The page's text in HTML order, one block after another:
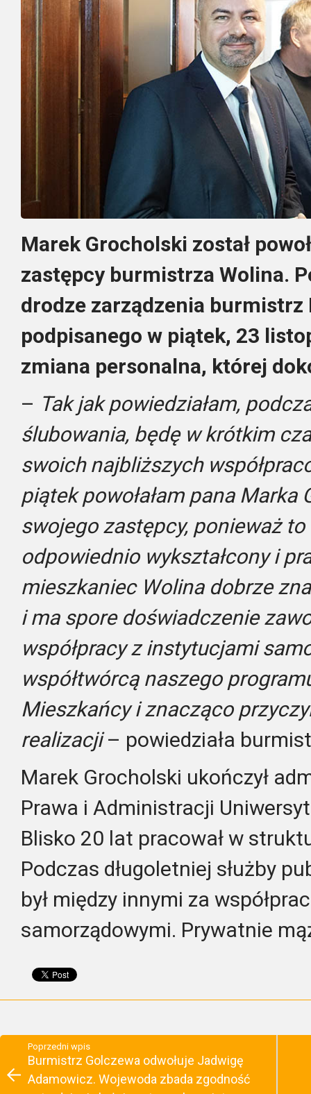
Marek Grocholski został
zastępcy burmistrza Wolina.
drodze zarządzenia burmistrz
podpisanego w piątek, 23
zmiana personalna, której
– Tak jak powiedziałam,
ślubowania, będę w krótkim
swoich najbliższych
piątek powołałam pana
swojego zastępcy, ponieważ
odpowiednio wykształcony i
mieszkaniec Wolina dobrze
i ma spore doświadczenie
współpracy z instytucjami
współtwórcą naszego
Mieszkańcy i znacząco
realizacji– powiedziała
Marek Grocholski ukończył
Prawa i Administracji
Blisko 20 lat pracował w
Podczas długoletniej służby
był między innymi za
samorządowymi. Prywatnie
Poprzedni wpis
Burmistrz Golczewa odwołuje Jadwigę
Adamowicz. Wojewoda zbada zgodność